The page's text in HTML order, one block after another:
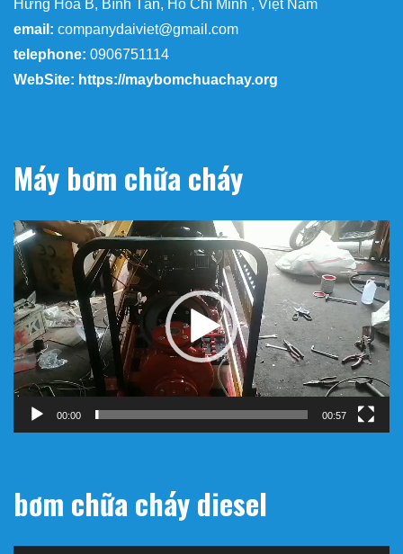
Hưng Hòa B, Bình Tân, Hồ Chí Minh , Việt Nam
email: companydaiviet@gmail.com
telephone: 0906751114
WebSite: https://maybomchuachay.org
Máy bơm chữa cháy
Trình
chơi
Video
00:00 00:57
bơm chữa cháy diesel